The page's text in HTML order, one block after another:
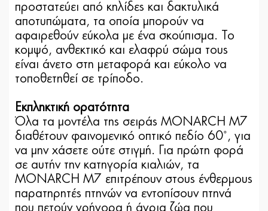
προστατεύει από κηλίδες και δακτυλικά
αποτυπώματα, τα οποία μπορούν να
αφαιρεθούν εύκολα με ένα σκούπισμα. Το
κομψό, ανθεκτικό και ελαφρύ σώμα τους
είναι άνετο στη μεταφορά και εύκολο να
τοποθετηθεί σε τρίποδο.
Εκπληκτική ορατότητα
Όλα τα μοντέλα της σειράς MONARCH M7
διαθέτουν φαινομενικό οπτικό πεδίο 60˚, για
να μην χάσετε ούτε στιγμή. Για πρώτη φορά
σε αυτήν την κατηγορία κιαλιών, τα
MONARCH M7 επιτρέπουν στους ένθερμους
παρατηρητές πτηνών να εντοπίσουν πτηνά
που πετούν γρήγορα ή άγρια ζώα που